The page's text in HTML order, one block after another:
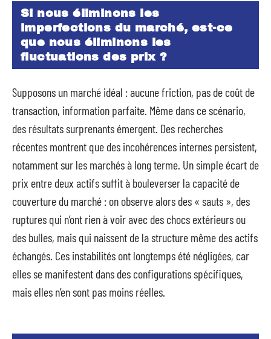
Si nous éliminons les
imperfections du marché, est-ce
que nous éliminons les
fluctuations des prix ?
Supposons un marché idéal : aucune friction, pas de coût de
transaction, information parfaite. Même dans ce scénario,
des résultats surprenants émergent. Des recherches
récentes montrent que des incohérences internes persistent,
notamment sur les marchés à long terme. Un simple écart de
prix entre deux actifs suffit à bouleverser la capacité de
couverture du marché : on observe alors des « sauts », des
ruptures qui n’ont rien à voir avec des chocs extérieurs ou
des bulles, mais qui naissent de la structure même des actifs
échangés. Ces instabilités ont longtemps été négligées, car
elles se manifestent dans des configurations spécifiques,
mais elles n’en sont pas moins réelles.